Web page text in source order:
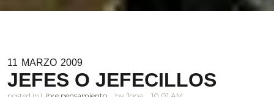
11 MARZO 2009
JEFES O JEFECILLOS